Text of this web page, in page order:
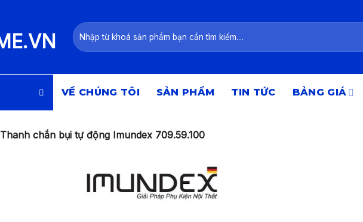
Tìm
kiếm:
VỀ CHÚNG TÔI SẢN PHẨM TIN TỨC BẢNG GIÁ
Thanh chắn bụi tự động Imundex 709.59.100